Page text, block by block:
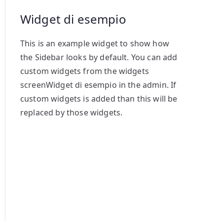
Widget di esempio
This is an example widget to show how
the Sidebar looks by default. You can add
custom widgets from the widgets
screenWidget di esempio in the admin. If
custom widgets is added than this will be
replaced by those widgets.